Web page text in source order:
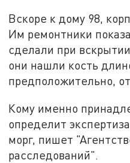
Вскоре к дому 98,
Им ремонтники
сделали при
они нашли кость
предположительно,
Кому именно
определит
морг, пишет
расследований".